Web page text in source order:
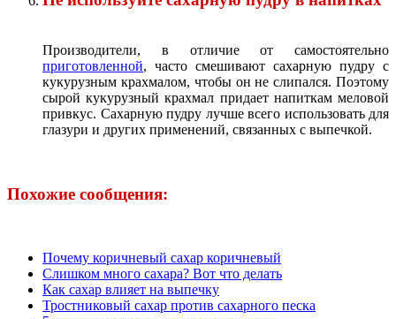
Производители, в отличие от самостоятельно
приготовленной, часто смешивают сахарную пудру с
кукурузным крахмалом, чтобы он не слипался. Поэтому
сырой кукурузный крахмал придает напиткам меловой
привкус. Сахарную пудру лучше всего использовать для
глазури и других применений, связанных с выпечкой.
Похожие сообщения:
Почему коричневый сахар коричневый
Слишком много сахара? Вот что делать
Как сахар влияет на выпечку
Тростниковый сахар против сахарного песка